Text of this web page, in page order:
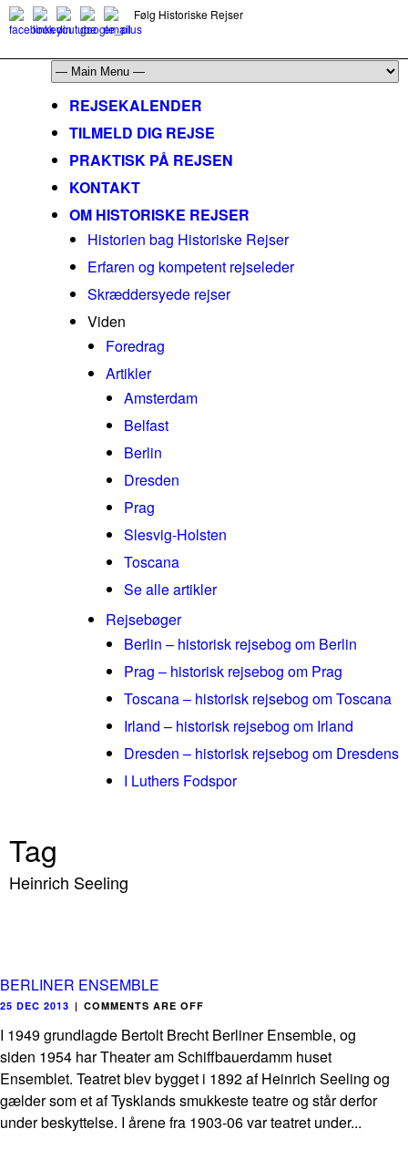
Følg Historiske Rejser
REJSEKALENDER
TILMELD DIG REJSE
PRAKTISK PÅ REJSEN
KONTAKT
OM HISTORISKE REJSER
Historien bag Historiske Rejser
Erfaren og kompetent rejseleder
Skræddersyede rejser
Viden
Foredrag
Artikler
Amsterdam
Belfast
Berlin
Dresden
Prag
Slesvig-Holsten
Toscana
Se alle artikler
Rejsebøger
Berlin – historisk rejsebog om Berlin
Prag – historisk rejsebog om Prag
Toscana – historisk rejsebog om Toscana
Irland – historisk rejsebog om Irland
Dresden – historisk rejsebog om Dresdens
I Luthers Fodspor
Tag
Heinrich Seeling
BERLINER ENSEMBLE
25 DEC 2013 | COMMENTS ARE OFF
I 1949 grundlagde Bertolt Brecht Berliner Ensemble, og
siden 1954 har Theater am Schiffbauerdamm huset
Ensemblet. Teatret blev bygget i 1892 af Heinrich Seeling og
gælder som et af Tysklands smukkeste teatre og står derfor
under beskyttelse. I årene fra 1903-06 var teatret under...